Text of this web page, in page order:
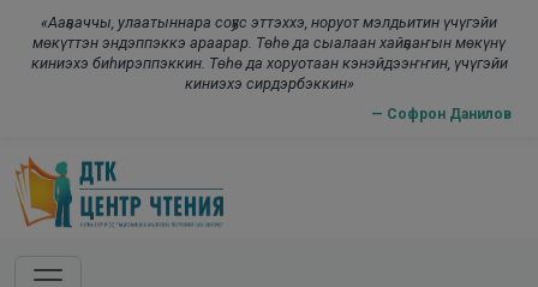
«Ааҕааччы, улаатыннара соҕус эттэххэ, норуот мэлдьитин үчүгэйи
мөкүттэн эндэппэккэ араарар. Төһө да сыалаан хайҕааҥын мөкүнү
киниэхэ биһирэппэккин. Төһө да хоруотаан кэнэйдээҥҥин, үчүгэйи
киниэхэ сирдэрбэккин»
— Софрон Данилов
Skip to main content